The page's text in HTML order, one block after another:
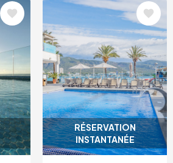
RÉSERVATION
INSTANTANÉE
Image